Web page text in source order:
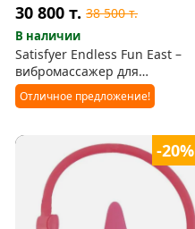
30 800т. 38 500т.
В наличии
Satisfyer Endless Fun East –
вибромассажер для
любовных игр в паре
Отличное предложение!
-20%